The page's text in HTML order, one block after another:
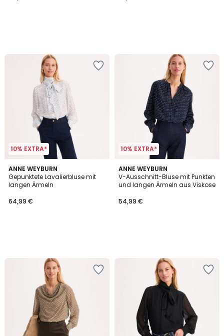
10% EXTRA*
ANNE WEYBURN
Gepunktete Lavalierbluse mit
langen Ärmeln
64,99 €
10% EXTRA*
ANNE WEYBURN
V-Ausschnitt-Bluse mit Punkten
und langen Ärmeln aus Viskose
54,99 €